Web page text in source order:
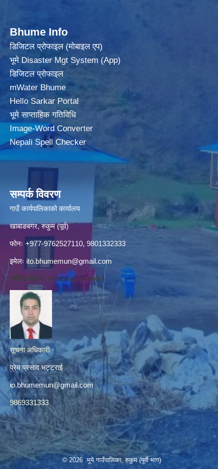
Bhume Info
डिजिटल प्रोफाइल (मोबाइल एप)
भूमे Disaster Mgt System (App)
डिजिटल प्रोफाइल
mWater Bhume
Hello Sarkar Portal
भूमे साप्ताहिक गतिविधि
Image-Word Converter
Nepali Spell Checker
सम्पर्क विवरण
गाउँ कार्यपालिकाको कार्यालय
खाबाङबगर, रुकुम (पूर्व)
फोनः +977-9762527110, 9801332333
इमेलः ito.bhumemun@gmail.com
नोटिस बोर्ड नं. १६१८०८८४१३०७२
सूचना अधिकारी
प्रेम प्रसाद भट्टराई
io.bhumemun@gmail.com
9869331333
© 2026 भूमे गाउँपालिका, रुकुम (पूर्वी भाग)